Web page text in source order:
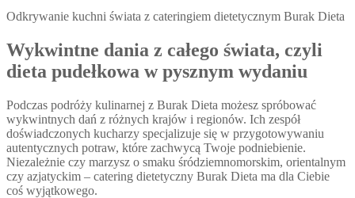
Odkrywanie kuchni świata z cateringiem dietetycznym Burak Dieta
Wykwintne dania z całego świata, czyli
dieta pudełkowa w pysznym wydaniu
Podczas podróży kulinarnej z Burak Dieta możesz spróbować
wykwintnych dań z różnych krajów i regionów. Ich zespół
doświadczonych kucharzy specjalizuje się w przygotowywaniu
autentycznych potraw, które zachwycą Twoje podniebienie.
Niezależnie czy marzysz o smaku śródziemnomorskim, orientalnym
czy azjatyckim – catering dietetyczny Burak Dieta ma dla Ciebie
coś wyjątkowego.